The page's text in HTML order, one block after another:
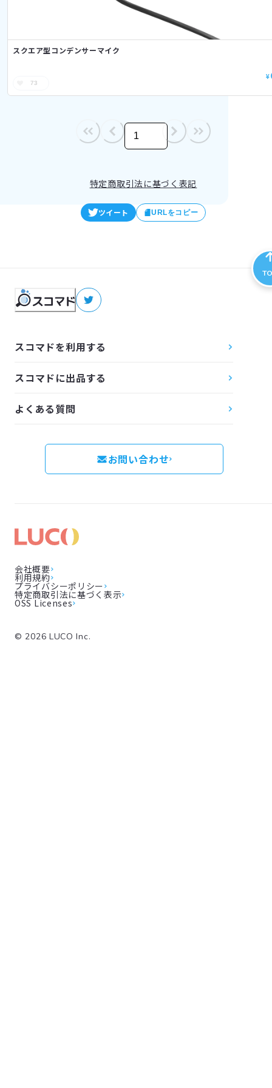
スクエア型コンデンサーマイク
73
¥
ツイート URLをコピー
特定商取引法に基づく表記
スコマドを利用する
スコマドに出品する
よくある質問
お問い合わせ
会社概要
利用規約
プライバシーポリシー
特定商取引法に基づく表示
OSS Licenses
© 2026 LUCO Inc.